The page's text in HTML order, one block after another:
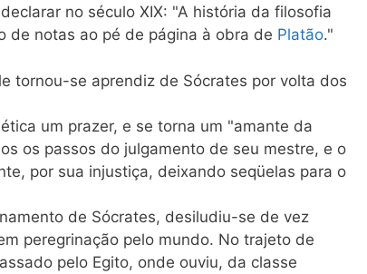
no século XIX: "A história da filosofia
de notas ao pé de página à obra de Platão."
tornou-se aprendiz de Sócrates por volta dos
um prazer, e se torna um "amante da
os passos do julgamento de seu mestre, e o
por sua injustiça, deixando seqüelas para o
de Sócrates, desiludiu-se de vez
peregrinação pelo mundo. No trajeto de
pelo Egito, onde ouviu, da classe